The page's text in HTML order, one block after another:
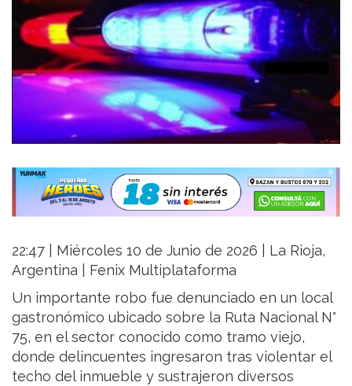
22:47 | Miércoles 10 de Junio de 2026 | La Rioja,
Argentina | Fenix Multiplataforma
Un importante robo fue denunciado en un local
gastronómico ubicado sobre la Ruta Nacional N°
75, en el sector conocido como tramo viejo,
donde delincuentes ingresaron tras violentar el
techo del inmueble y sustrajeron diversos